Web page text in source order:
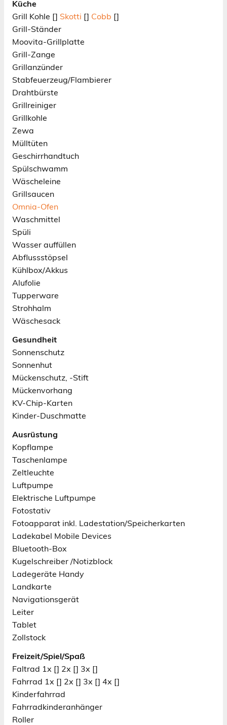
Küche
Grill Kohle [] Skotti [] Cobb []
Grill-Ständer
Moovita-Grillplatte
Grill-Zange
Grillanzünder
Stabfeuerzeug/Flambierer
Drahtbürste
Grillreiniger
Grillkohle
Zewa
Mülltüten
Geschirrhandtuch
Spülschwamm
Wäscheleine
Grillsaucen
Omnia-Ofen
Waschmittel
Spüli
Wasser auffüllen
Abflussstöpsel
Kühlbox/Akkus
Alufolie
Tupperware
Strohhalm
Wäschesack
Gesundheit
Sonnenschutz
Sonnenhut
Mückenschutz, -Stift
Mückenvorhang
KV-Chip-Karten
Kinder-Duschmatte
Ausrüstung
Kopflampe
Taschenlampe
Zeltleuchte
Luftpumpe
Elektrische Luftpumpe
Fotostativ
Fotoapparat inkl. Ladestation/Speicherkarten
Ladekabel Mobile Devices
Bluetooth-Box
Kugelschreiber /Notizblock
Ladegeräte Handy
Landkarte
Navigationsgerät
Leiter
Tablet
Zollstock
Freizeit/Spiel/Spaß
Faltrad 1x [] 2x [] 3x []
Fahrrad 1x [] 2x [] 3x [] 4x []
Kinderfahrrad
Fahrradkinderanhänger
Roller